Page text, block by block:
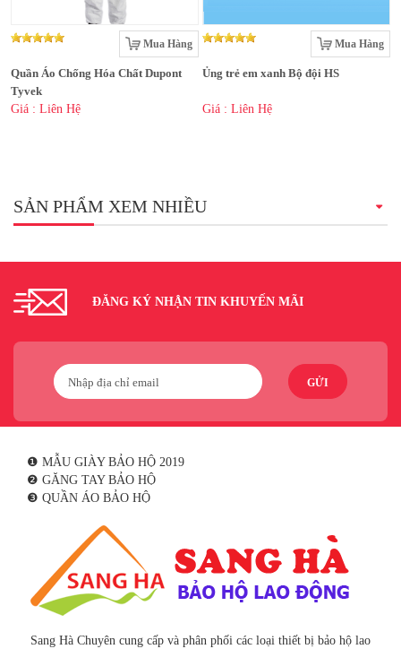
Mua Hàng
Quần Áo Chống Hóa Chất Dupont
Tyvek
Giá : Liên Hệ
Mua Hàng
Ủng trẻ em xanh Bộ đội HS
Giá : Liên Hệ
SẢN PHẨM XEM NHIỀU
ĐĂNG KÝ NHẬN TIN KHUYẾN MÃI
GỬI
❶ MẪU GIÀY BẢO HỘ 2019
❷ GĂNG TAY BẢO HỘ
❸ QUẦN ÁO BẢO HỘ
Sang Hà Chuyên cung cấp và phân phối các loại thiết bị bảo hộ lao